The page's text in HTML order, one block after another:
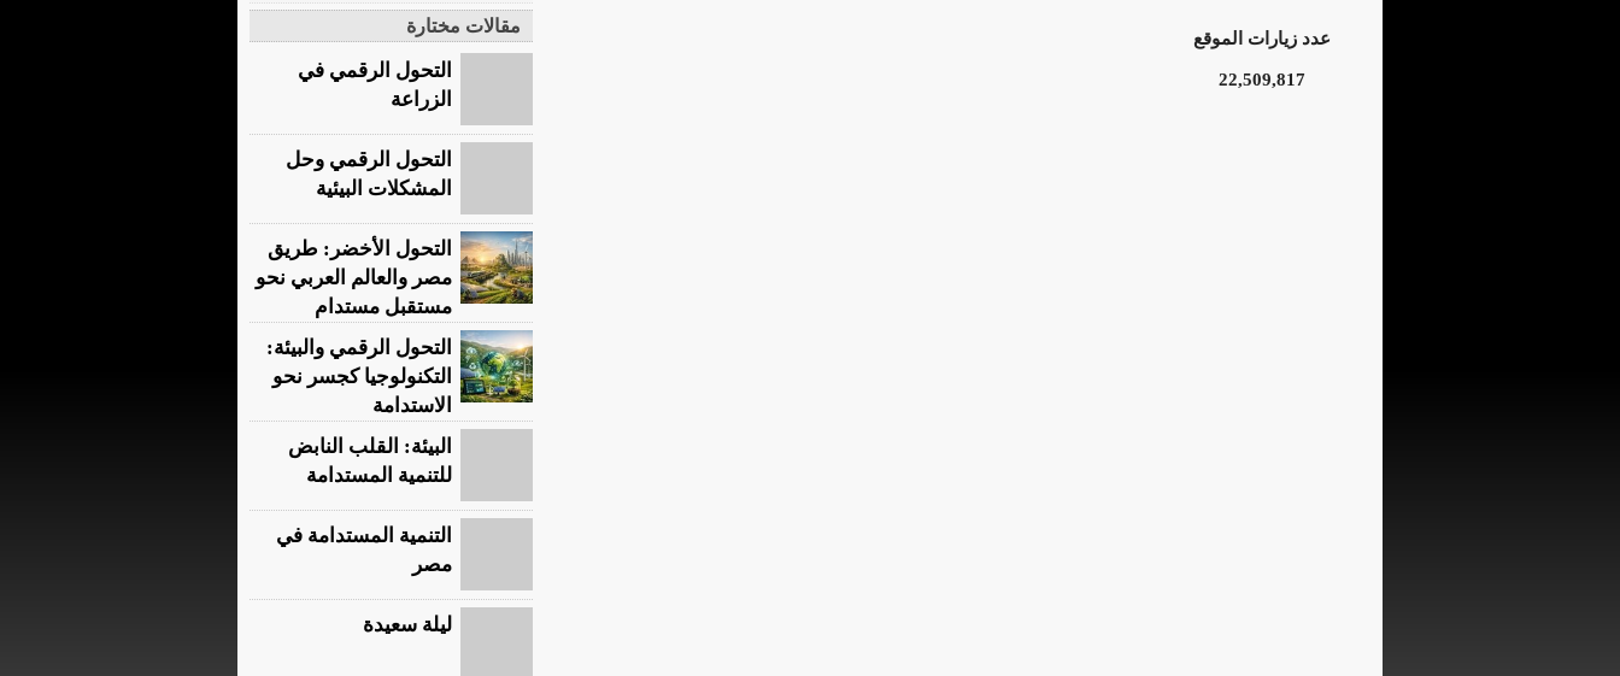
عدد زيارات الموقع
22,509,817
مقالات مختارة
التحول الرقمي في
الزراعة
التحول الرقمي وحل
المشكلات البيئية
التحول الأخضر: طريق
مصر والعالم العربي نحو
مستقبل مستدام
التحول الرقمي والبيئة:
التكنولوجيا كجسر نحو
الاستدامة
البيئة: القلب النابض
للتنمية المستدامة
التنمية المستدامة في
مصر
ليلة سعيدة